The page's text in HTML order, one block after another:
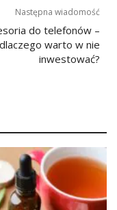
Następna wiadomość
do telefonów –
dlaczego warto w nie
inwestować?